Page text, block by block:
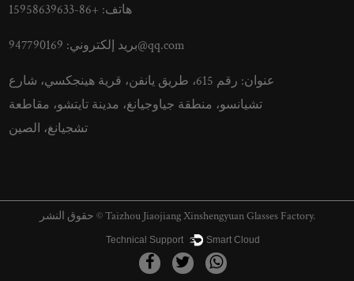
هاتف: +86-15958639633
بريد إلكتروني:947790169@qq.com
عنوان: رقم 615، طريق يانفن، قرية هينجكسي، شارع
تشيانسو، منطقة جياوجيانغ، مدينة تايتشو، مقاطعة
تشجيانغ، الصين
حقوق النشر © Taizhou Jiaojiang Xinshengyuan Glasses Factory.
Technical Support ： Smart Cloud